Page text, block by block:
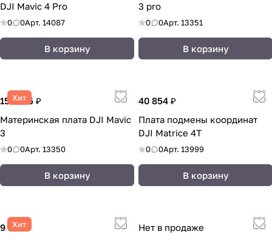
DJI Маviс 4 Pro
0 0Арт. 14087
В корзину
3 pro
0 0Арт. 13351
В корзину
Хит
157 485 ₽
Материнская плата DJI Mavic
3
0 0Арт. 13350
В корзину
40 854 ₽
Плата подмены координат
DJI Маtriсе 4Т
0 0Арт. 13999
В корзину
Хит
9 910 ₽
Нет в продаже